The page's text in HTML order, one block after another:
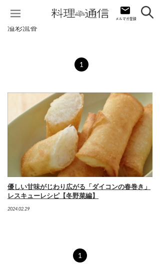
溢彩流香
1
優しい甘味がじわり広がる「ダイコンの春巻き」
レスキューレシピ【冬野菜編】
2024.02.29
1